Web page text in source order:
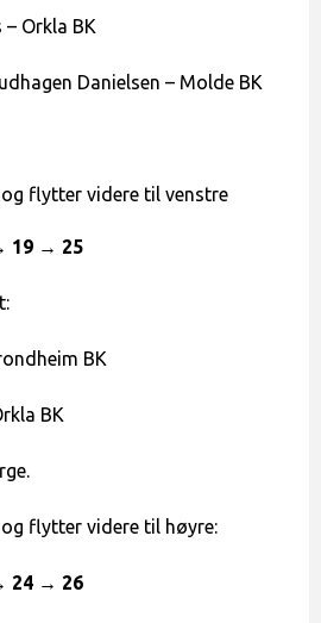
– Orkla BK
Danielsen – Molde BK
flytter videre til venstre
19 → 25
BK
BK
flytter videre til høyre:
24 → 26